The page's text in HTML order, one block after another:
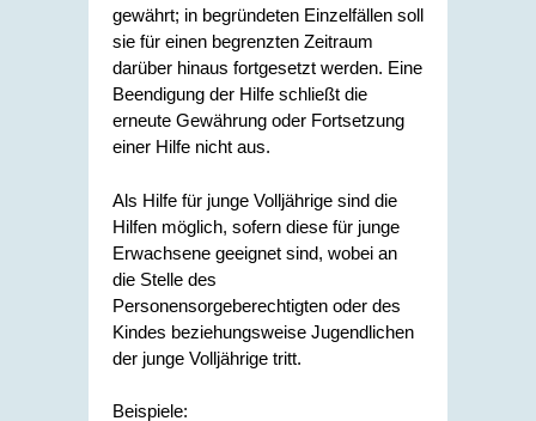
gewährt; in begründeten Einzelfällen soll
sie für einen begrenzten Zeitraum
darüber hinaus fortgesetzt werden. Eine
Beendigung der Hilfe schließt die
erneute Gewährung oder Fortsetzung
einer Hilfe nicht aus.
Als Hilfe für junge Volljährige sind die
Hilfen möglich, sofern diese für junge
Erwachsene geeignet sind, wobei an
die Stelle des
Personensorgeberechtigten oder des
Kindes beziehungsweise Jugendlichen
der junge Volljährige tritt.
Beispiele: